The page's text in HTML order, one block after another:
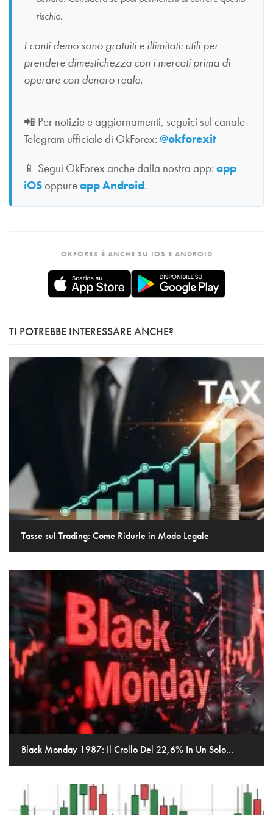
rischio.
I conti demo sono gratuiti e illimitati: utili per
prendere dimestichezza con i mercati prima di
operare con denaro reale.
📲 Per notizie e aggiornamenti, seguici sul canale
Telegram ufficiale di OkForex: @okforexit
📱 Segui OkForex anche dalla nostra app: app
iOSoppureapp Android.
OKFOREX È ANCHE SU IOS E ANDROID
TI POTREBBE INTERESSARE ANCHE?
Tasse sul Trading: Come Ridurle in Modo Legale
Black Monday 1987: Il Crollo Del 22,6% In Un Solo...